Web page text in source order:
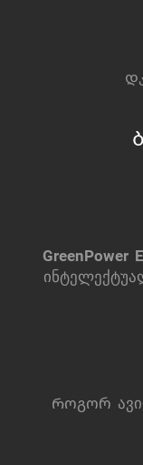
GreenPower
Როგორ